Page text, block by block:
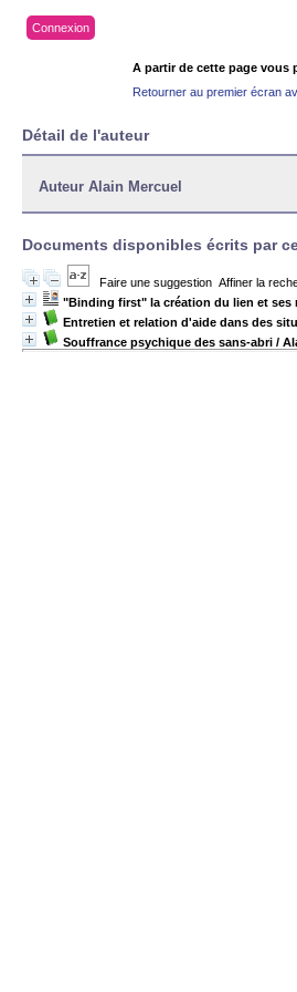
Connexion
A partir de cette page vous
Retourner au premier écran
Détail de l'auteur
Auteur Alain Mercuel
Documents disponibles écrits par
Faire une suggestion Affiner la
"Binding first" la création du lien et ses
Entretien et relation d'aide dans des
Souffrance psychique des sans-abri /